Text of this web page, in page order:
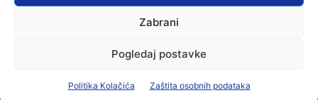
Zabrani
Pogledaj postavke
Politika Kolačića Zaštita osobnih podataka
Aktualno
Zbog niskog vodostaja otežana
6 kolovoza, 2026